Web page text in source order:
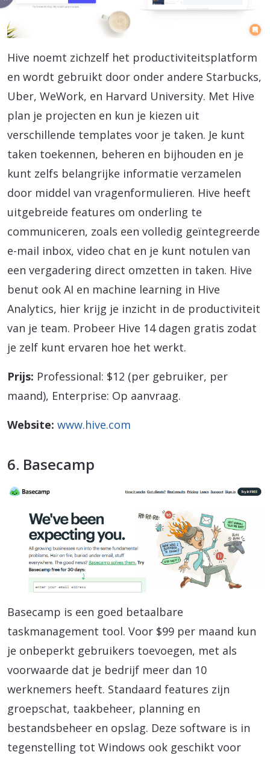
Hive noemt zichzelf het productiviteitsplatform
en wordt gebruikt door onder andere Starbucks,
Uber, WeWork, en Harvard University. Met Hive
plan je projecten en kun je kiezen uit
verschillende templates voor je taken. Je kunt
taken toekennen, beheren en bijhouden en je
kunt zelfs belangrijke informatie verzamelen
door middel van vragenformulieren. Hive heeft
uitgebreide features om onderling te
communiceren, zoals een volledig geïntegreerde
e-mail inbox, video chat en je kunt notulen van
een vergadering direct omzetten in taken. Hive
benut ook AI en machine learning in Hive
Analytics, hier krijg je inzicht in de productiviteit
van je team. Probeer Hive 14 dagen gratis zodat
je zelf kunt ervaren hoe het werkt.
Prijs: Professional: $12 (per gebruiker, per
maand), Enterprise: Op aanvraag.
Website: www.hive.com
6. Basecamp
Basecamp is een goed betaalbare
taskmanagement tool. Voor $99 per maand kun
je onbeperkt gebruikers toevoegen, met als
voorwaarde dat je bedrijf meer dan 10
werknemers heeft. Standaard features zijn
groepschat, taakbeheer, planning en
bestandsbeheer en opslag. Deze software is in
tegenstelling tot Windows ook geschikt voor